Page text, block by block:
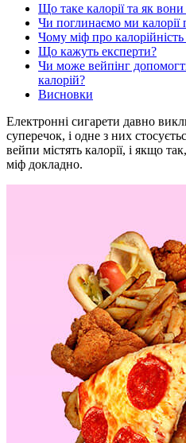
Що таке калорії та як
Чи поглинаємо ми калорії
Чому міф про
Що кажуть експерти?
Чи може вейпінг
калорій?
Висновки
Електронні сигарети давно
суперечок, і одне з них
вейпи містять калорії, і якщо
міф докладно.